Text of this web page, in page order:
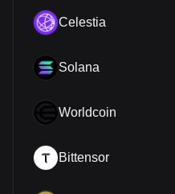
Celestia
Solana
Worldcoin
Bittensor